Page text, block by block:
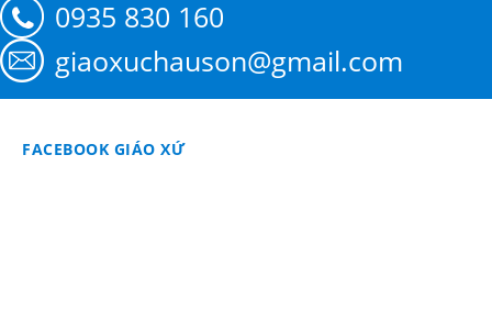
0935 830 160
giaoxuchauson@gmail.com
FACEBOOK GIÁO XỨ